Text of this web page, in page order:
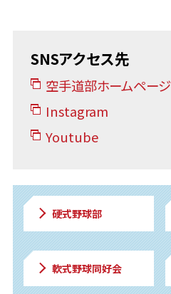
SNSアクセス先
空手道部ホームページ
Instagram
Youtube
硬式野球部
軟式野球同好会